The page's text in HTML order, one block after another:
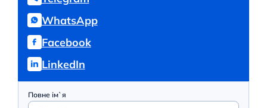
WhatsApp
Facebook
LinkedIn
Повне ім`я